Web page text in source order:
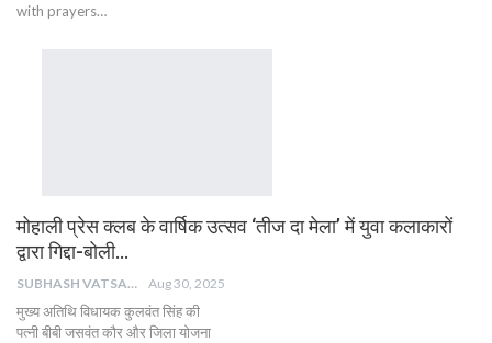
with prayers…
मोहाली प्रेस क्लब के वार्षिक उत्सव ‘तीज दा मेला’ में युवा कलाकारों
द्वारा गिद्दा-बोली…
SUBHASH VATSAIN Aug 30, 2025
मुख्य अतिथि विधायक कुलवंत सिंह की
पत्नी बीबी जसवंत कौर और जिला योजना